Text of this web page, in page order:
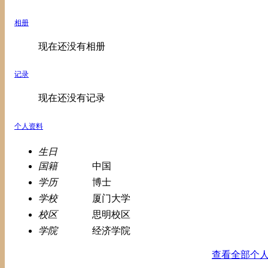
相册
现在还没有相册
记录
现在还没有记录
个人资料
生日
国籍
中国
学历
博士
学校
厦门大学
校区
思明校区
学院
经济学院
查看全部个